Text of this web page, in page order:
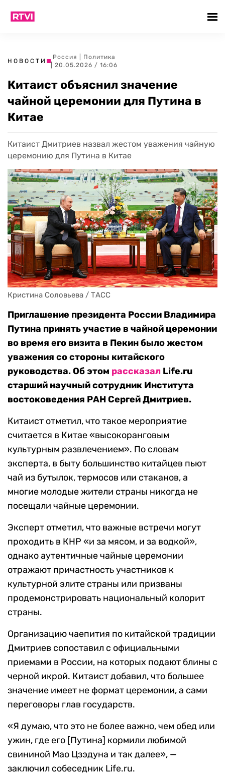
НОВОСТИ
Россия
Политика
| 20.05.2026 / 16:06
Китаист объяснил значение
чайной церемонии для Путина в
Китае
Китаист Дмитриев назвал жестом уважения чайную
церемонию для Путина в Китае
Кристина Соловьева / ТАСС
Приглашение президента России Владимира
Путина принять участие в чайной церемонии
во время его визита в Пекин было жестом
уважения со стороны китайского
руководства. Об этом рассказал Life.ru
старший научный сотрудник Института
востоковедения РАН Сергей Дмитриев.
Китаист отметил, что такое мероприятие
считается в Китае «высокоранговым
культурным развлечением». По словам
эксперта, в быту большинство китайцев пьют
чай из бутылок, термосов или стаканов, а
многие молодые жители страны никогда не
посещали чайные церемонии.
Эксперт отметил, что важные встречи могут
проходить в КНР «и за мясом, и за водкой»,
однако аутентичные чайные церемонии
отражают причастность участников к
культурной элите страны или призваны
продемонстрировать национальный колорит
страны.
Организацию чаепития по китайской традиции
Дмитриев сопоставил с официальными
приемами в России, на которых подают блины с
черной икрой. Китаист добавил, что большее
значение имеет не формат церемонии, а сами
переговоры глав государств.
«Я думаю, что это не более важно, чем обед или
ужин, где его [Путина] кормили любимой
свининой Мао Цзэдуна и так далее», —
заключил собеседник Life.ru.